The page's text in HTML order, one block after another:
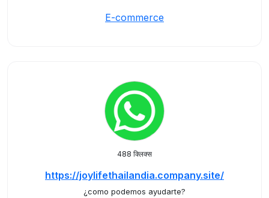
E-commerce
488 क्लिक्स
https://joylifethailandia.company.site/
¿como podemos ayudarte?